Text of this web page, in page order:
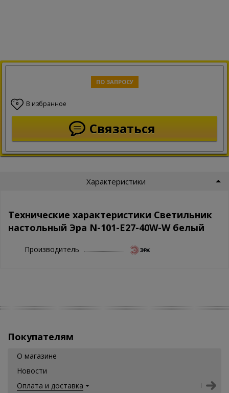
ПО ЗАПРОСУ
0 В избранное
Связаться
Характеристики
Технические характеристики Светильник
настольный Эра N-101-E27-40W-W белый
Производитель
Покупателям
О магазине
Новости
Оплата и доставка